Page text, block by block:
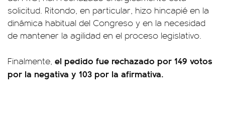
solicitud. Ritondo, en particular, hizo hincapié en la
dinámica habitual del Congreso y en la necesidad
de mantener la agilidad en el proceso legislativo.
Finalmente, el pedido fue rechazado por 149 votos
por la negativa y 103 por la afirmativa.